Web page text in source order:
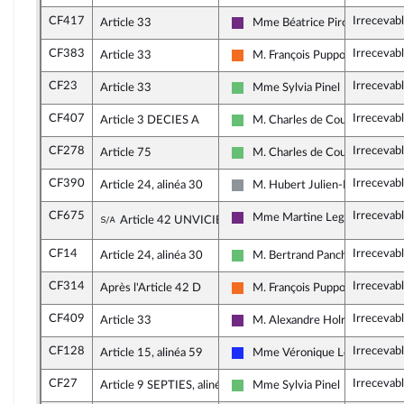
CF417 Article 33
La République en Marche
Mme Béatrice Piron
CF383 Article 33
Mouvement Démocrate
M. François Pupponi
CF23 Article 33
Libertés et Territoires
Mme Sylvia Pinel
CF407 Article 3 DECIES A
Libertés et Territoires
M. Charles de Courson
CF278 Article 75
Libertés et Territoires
M. Charles de Courson
CF390 Article 24, alinéa 30
Non inscrit
M. Hubert Julien-Laferrière
CF675 Sous-amendement de l'amendement
Article 42 UNVICIES La République en Marche
Mme Martine Leguille-Balloy
CF14 Article 24, alinéa 30
Libertés et Territoires
M. Bertrand Pancher
CF314 Après l'Article 42 D
Mouvement Démocrate
M. François Pupponi
CF409 Article 33
La République en Marche
M. Alexandre Holroyd
CF128 Article 15, alinéa 59
Les Républicains
Mme Véronique Louwagie
CF27 Article 9 SEPTIES, alinéa 2
Libertés et Territoires
Mme Sylvia Pinel